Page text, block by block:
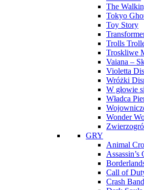
The
Tokyo
Toy Story
Trolls
Troskliwe
Vaiana –
Violetta
Wróżki
W głowie
Władca
Wonder
GRY
Animal
Assassin’s
Call of
Crash